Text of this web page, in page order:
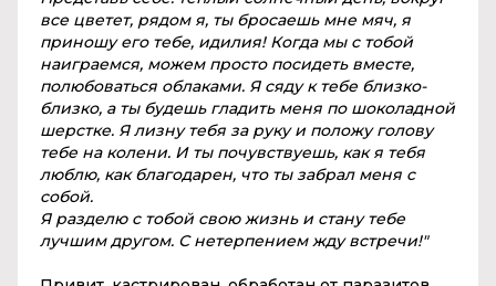
все цветет, рядом я, ты бросаешь мне мяч, я
приношу его тебе, идилия! Когда мы с тобой
наиграемся, можем просто посидеть вместе,
полюбоваться облаками. Я сяду к тебе близко-
близко, а ты будешь гладить меня по шоколадной
шерстке. Я лизну тебя за руку и положу голову
тебе на колени. И ты почувствуешь, как я тебя
люблю, как благодарен, что ты забрал меня с
собой.
Я разделю с тобой свою жизнь и стану тебе
лучшим другом. С нетерпением жду встречи!"